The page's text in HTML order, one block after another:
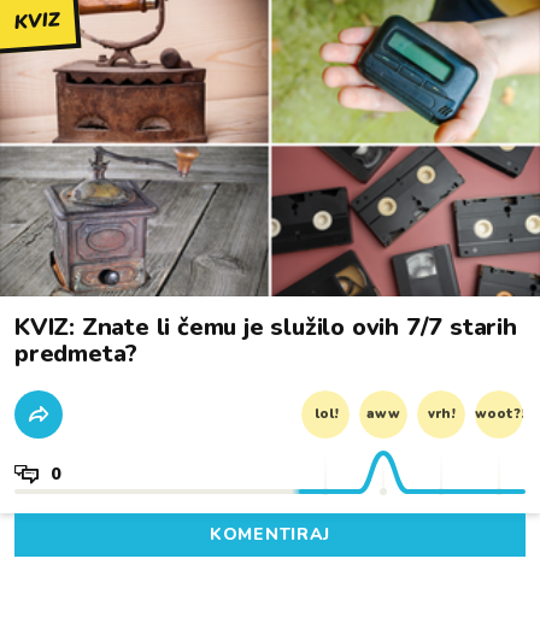
KVIZ
KVIZ: Znate li čemu je služilo ovih 7/7 starih
predmeta?
lol! aww vrh! woot?!
0
KOMENTIRAJ